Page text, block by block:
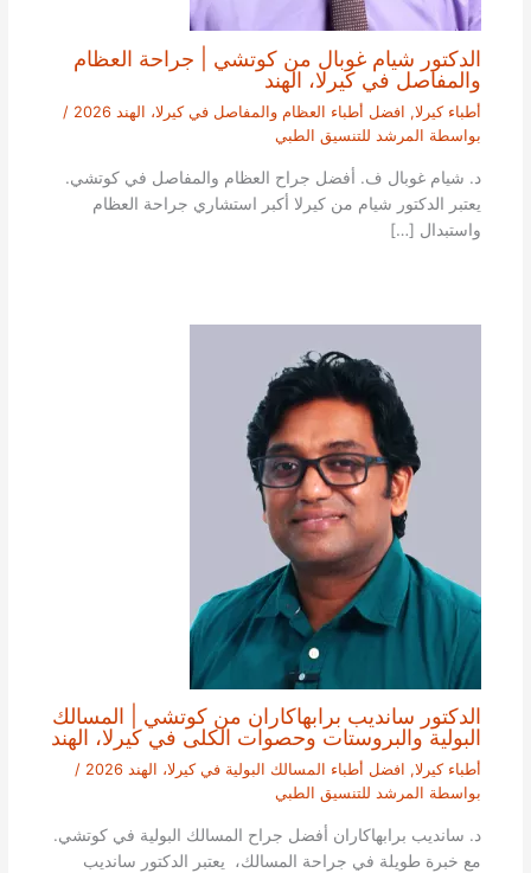
الدكتور شيام غوبال من كوتشي | جراحة العظام
والمفاصل في كيرلا، الهند
أطباء كيرلا, افضل أطباء العظام والمفاصل في كيرلا، الهند 2026
/
بواسطة المرشد للتنسيق الطبي
د. شيام غوبال ف. أفضل جراح العظام والمفاصل في كوتشي.
يعتبر الدكتور شيام من كيرلا أكبر استشاري جراحة العظام
واستبدال […]
الدكتور سانديب برابهاكاران من كوتشي | المسالك
البولية والبروستات وحصوات الكلى في كيرلا، الهند
أطباء كيرلا, افضل أطباء المسالك البولية في كيرلا، الهند 2026
/
بواسطة المرشد للتنسيق الطبي
د. سانديب برابهاكاران أفضل جراح المسالك البولية في كوتشي.
مع خبرة طويلة في جراحة المسالك، يعتبر الدكتور سانديب